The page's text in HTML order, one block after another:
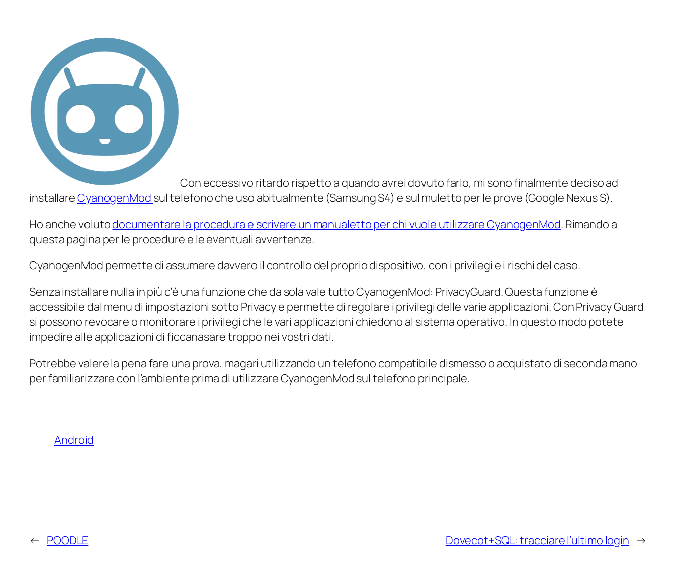
Con eccessivo ritardo rispetto a quando avrei dovuto farlo, mi sono finalmente deciso ad
installareCyanogenMod sul telefono che uso abitualmente (Samsung S4) e sul muletto per le prove (Google Nexus S).
Ho anche volutodocumentare la procedura e scrivere un manualetto per chi vuole utilizzare CyanogenMod. Rimando a
questa pagina per le procedure e le eventuali avvertenze.
CyanogenMod permette di assumere davvero il controllo del proprio dispositivo, con i privilegi e i rischi del caso.
Senza installare nulla in più c’è una funzione che da sola vale tutto CyanogenMod: PrivacyGuard. Questa funzione è
accessibile dal menu di impostazioni sotto Privacy e permette di regolare i privilegi delle varie applicazioni. Con Privacy Guard
si possono revocare o monitorare i privilegi che le vari applicazioni chiedono al sistema operativo. In questo modo potete
impedire alle applicazioni di ficcanasare troppo nei vostri dati.
Potrebbe valere la pena fare una prova, magari utilizzando un telefono compatibile dismesso o acquistato di seconda mano
per familiarizzare con l’ambiente prima di utilizzare CyanogenMod sul telefono principale.
Android
← POODLE Dovecot+SQL: tracciare l’ultimo login →